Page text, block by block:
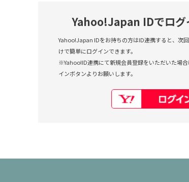
Yahoo!Japan IDでログ
Yahoo!Japan IDをお持ちの方はID連携すると、次
けで簡単にログインできます。
※Yahoo!ID連携にて新規会員登録をいただいた場
インボタンよりお願いします。